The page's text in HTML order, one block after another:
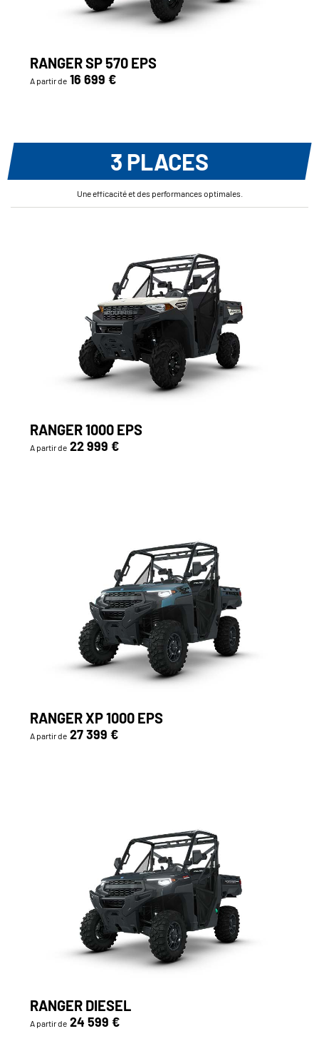
RANGER SP 570 EPS
A partir de 16 699 €
3 PLACES
Une efficacité et des performances optimales.
RANGER 1000 EPS
A partir de 22 999 €
RANGER XP 1000 EPS
A partir de 27 399 €
RANGER DIESEL
A partir de 24 599 €